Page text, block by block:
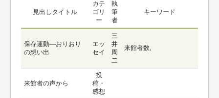
見出しタイトル
カテ
ゴリ
ー
執
筆
者
キーワード
保存運動―おりおり
の想い出
エッ
セイ
三
井
周
二
来館者数,
来館者の声から
投
稿・
感想